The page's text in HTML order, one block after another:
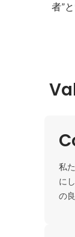
者”
私
に
の